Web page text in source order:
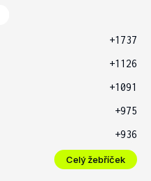
+1737
+1126
+1091
+975
+936
Celý žebříček